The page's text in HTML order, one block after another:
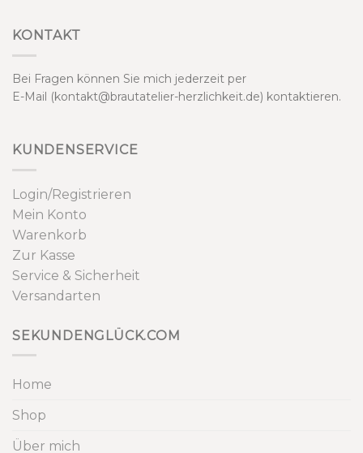
KONTAKT
Bei Fragen können Sie mich jederzeit per
E-Mail (kontakt@brautatelier-herzlichkeit.de) kontaktieren.
KUNDENSERVICE
Login/Registrieren
Mein Konto
Warenkorb
Zur Kasse
Service & Sicherheit
Versandarten
SEKUNDENGLÜCK.COM
Home
Shop
Über mich